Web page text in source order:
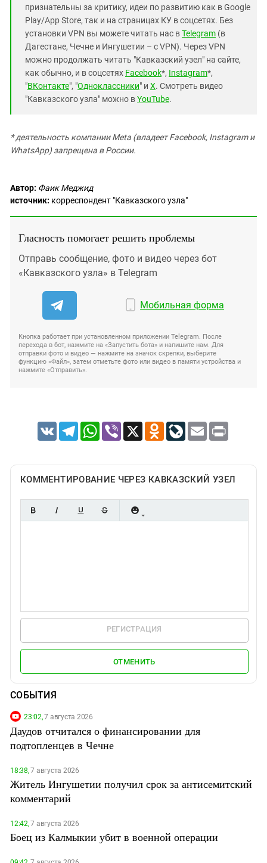
признательны за критику, идеи по развитию как в Google
Play/App Store, так и на страницах КУ в соцсетях. Без
установки VPN вы можете читать нас вTelegram (в
Дагестане, Чечне и Ингушетии – с VPN). Через VPN
можно продолжать читать "Кавказский узел" на сайте,
как обычно, и в соцсетях Facebook*, Instagram*,
"ВКонтакте", "Одноклассники" и X. Смотреть видео
"Кавказского узла" можно вYouTube.
* деятельность компании Meta (владеет Facebook, Instagram и
WhatsApp) запрещена в России.
Автор: Фаик Меджид
источник: корреспондент "Кавказского узла"
Гласность помогает решить проблемы
Отправь сообщение, фото и видео через бот
«Кавказского узла» в Telegram
Мобильная форма
Кнопка работает при установленном приложении Telegram. После
перехода в бот, нажмите на «Запустить бота» и напишите нам. Для
отправки фото и видео — нажмите на значок скрепки, выберите
функцию «Файл», затем отметьте фото или видео в памяти устройства и
нажмите «Отправить».
VK TelegramWhatsApp
Viber X Odnoklassniki
LiveJournal
Email Print
КОММЕНТИРОВАНИЕ ЧЕРЕЗ КАВКАЗСКИЙ УЗЕЛ
РЕГИСТРАЦИЯ
ОТМЕНИТЬ
СОБЫТИЯ
23:02,7 августа 2026
Даудов отчитался о финансировании для
подтопленцев в Чечне
18:38,7 августа 2026
Житель Ингушетии получил срок за антисемитский
комментарий
12:42,7 августа 2026
Боец из Калмыкии убит в военной операции